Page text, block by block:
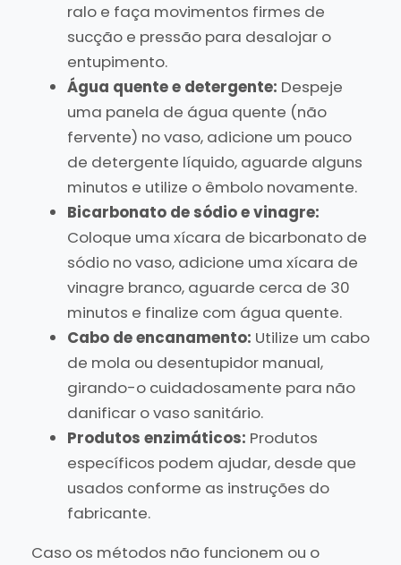
ralo e faça movimentos firmes de
sucção e pressão para desalojar o
entupimento.
Água quente e detergente: Despeje
uma panela de água quente (não
fervente) no vaso, adicione um pouco
de detergente líquido, aguarde alguns
minutos e utilize o êmbolo novamente.
Bicarbonato de sódio e vinagre:
Coloque uma xícara de bicarbonato de
sódio no vaso, adicione uma xícara de
vinagre branco, aguarde cerca de 30
minutos e finalize com água quente.
Cabo de encanamento: Utilize um cabo
de mola ou desentupidor manual,
girando-o cuidadosamente para não
danificar o vaso sanitário.
Produtos enzimáticos: Produtos
específicos podem ajudar, desde que
usados conforme as instruções do
fabricante.
Caso os métodos não funcionem ou o